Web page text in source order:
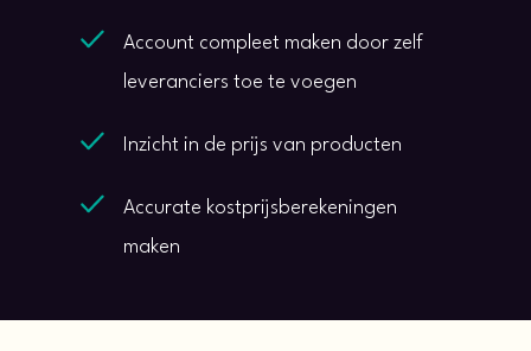
Account compleet maken door zelf
leveranciers toe te voegen
Inzicht in de prijs van producten
Accurate kostprijsberekeningen
maken